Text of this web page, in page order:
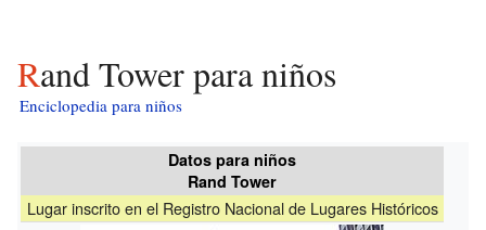
Rand Tower para niños
Enciclopedia para niños
Datos para niños
Rand Tower
Lugar inscrito en el Registro Nacional de Lugares Históricos